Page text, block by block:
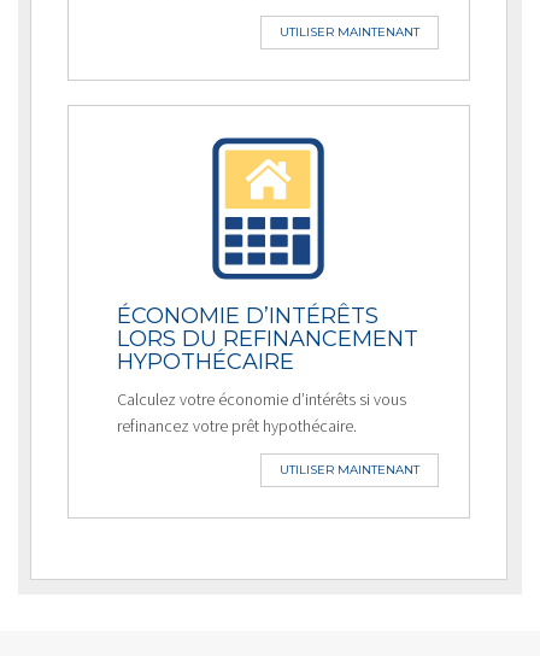
UTILISER MAINTENANT
ÉCONOMIE D’INTÉRÊTS
LORS DU REFINANCEMENT
HYPOTHÉCAIRE
Calculez votre économie d’intérêts si vous
refinancez votre prêt hypothécaire.
UTILISER MAINTENANT